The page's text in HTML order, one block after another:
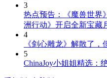
3
热点预告：《魔兽世界
洲行动》开启全新宝藏
4
《剑心雕龙》解散了，
5
ChinaJoy小姐姐精选：